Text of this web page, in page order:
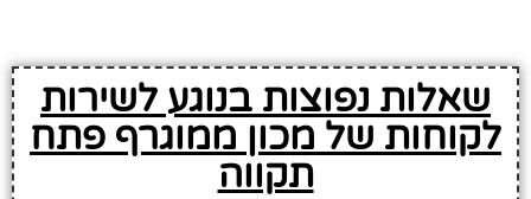
שאלות נפוצות בנוגע לשירות
לקוחות של מכון ממוגרף פתח
תקווה